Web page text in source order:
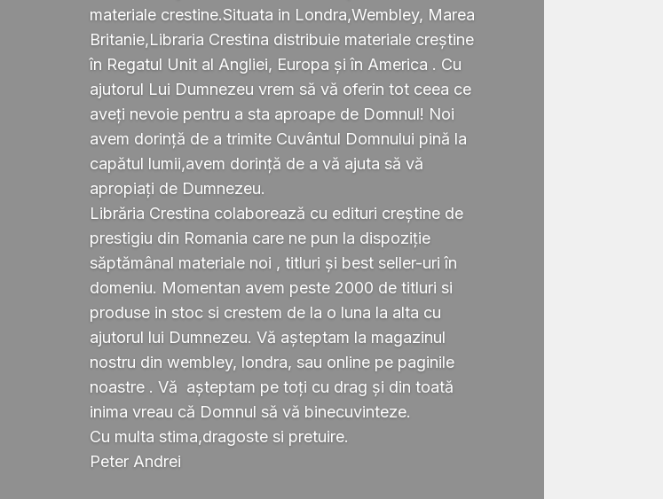
materiale crestine.Situata in Londra,Wembley, Marea
Britanie,Libraria Crestina distribuie materiale creștine
în Regatul Unit al Angliei, Europa și în America . Cu
ajutorul Lui Dumnezeu vrem să vă oferin tot ceea ce
aveți nevoie pentru a sta aproape de Domnul! Noi
avem dorință de a trimite Cuvântul Domnului pină la
capătul lumii,avem dorință de a vă ajuta să vă
apropiați de Dumnezeu.
Librăria Crestina colaborează cu edituri creștine de
prestigiu din Romania care ne pun la dispoziție
săptămânal materiale noi , titluri și best seller-uri în
domeniu. Momentan avem peste 2000 de titluri si
produse in stoc si crestem de la o luna la alta cu
ajutorul lui Dumnezeu. Vă așteptam la magazinul
nostru din wembley, londra, sau online pe paginile
noastre . Vă așteptam pe toți cu drag și din toată
inima vreau că Domnul să vă binecuvinteze.
Cu multa stima,dragoste si pretuire.
Peter Andrei